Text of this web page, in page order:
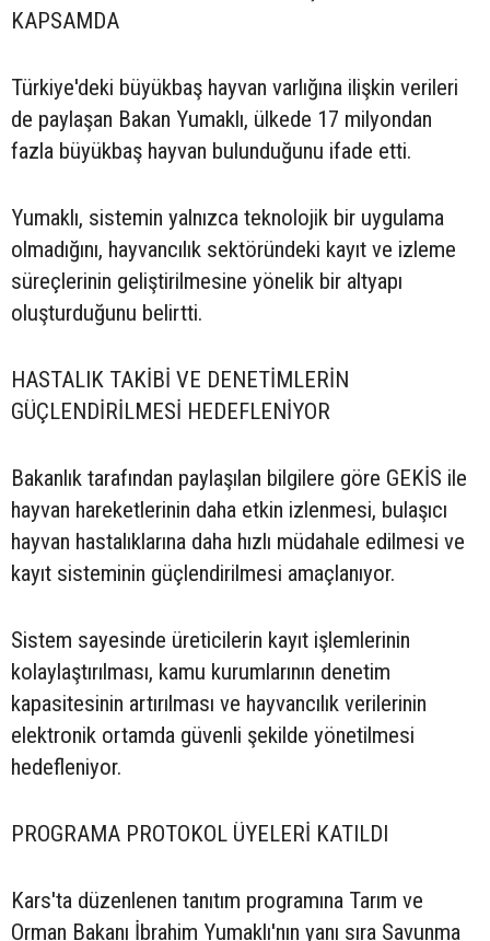
KAPSAMDA
Türkiye'deki büyükbaş hayvan varlığına ilişkin verileri
de paylaşan Bakan Yumaklı, ülkede 17 milyondan
fazla büyükbaş hayvan bulunduğunu ifade etti.
Yumaklı, sistemin yalnızca teknolojik bir uygulama
olmadığını, hayvancılık sektöründeki kayıt ve izleme
süreçlerinin geliştirilmesine yönelik bir altyapı
oluşturduğunu belirtti.
HASTALIK TAKİBİ VE DENETİMLERİN
GÜÇLENDİRİLMESİ HEDEFLENİYOR
Bakanlık tarafından paylaşılan bilgilere göre GEKİS ile
hayvan hareketlerinin daha etkin izlenmesi, bulaşıcı
hayvan hastalıklarına daha hızlı müdahale edilmesi ve
kayıt sisteminin güçlendirilmesi amaçlanıyor.
Sistem sayesinde üreticilerin kayıt işlemlerinin
kolaylaştırılması, kamu kurumlarının denetim
kapasitesinin artırılması ve hayvancılık verilerinin
elektronik ortamda güvenli şekilde yönetilmesi
hedefleniyor.
PROGRAMA PROTOKOL ÜYELERİ KATILDI
Kars'ta düzenlenen tanıtım programına Tarım ve
Orman Bakanı İbrahim Yumaklı'nın yanı sıra Savunma